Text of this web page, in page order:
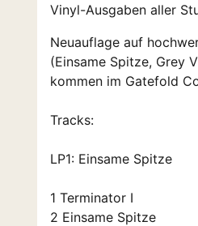
Vinyl-Ausgaben aller
Neuauflage auf
(Einsame Spitze, Grey
kommen im Gatefold
Tracks:
LP1: Einsame Spitze
1 Terminator I
2 Einsame Spitze